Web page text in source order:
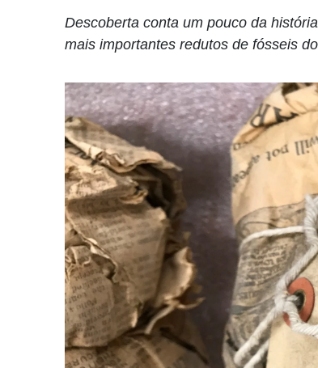
Descoberta conta um pouco da
mais importantes redutos de fósseis